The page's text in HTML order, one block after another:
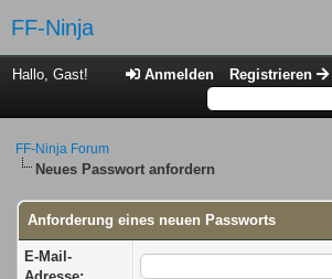
FF-Ninja
Hallo, Gast! Anmelden Registrieren
FF-Ninja Forum
Neues Passwort anfordern
Anforderung eines neuen Passworts
E-Mail-